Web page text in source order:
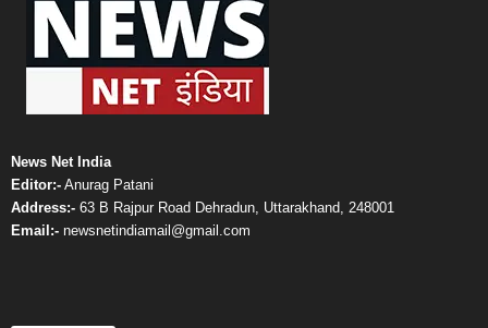
News Net India
Editor:- Anurag Patani
Address:- 63 B Rajpur Road Dehradun, Uttarakhand, 248001
Email:- newsnetindiamail@gmail.com